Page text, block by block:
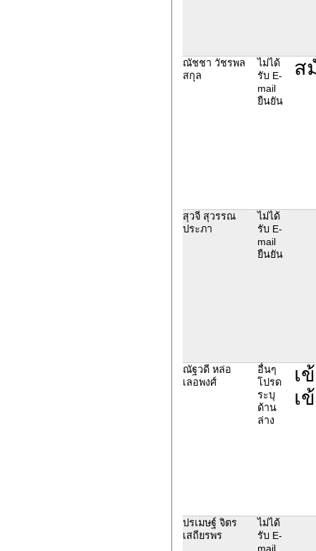
ณัชชา วัชรพล
สกุล
ไม่ได้
รับ E-
mail
ยืนยัน
ส
สุวจี สุวรรณ
ประภา
ไม่ได้
รับ E-
mail
ยืนยัน
ณัฐวดี หล่อ
เลอพงศ์
อื่นๆ
โปรด
ระบุ
ด้าน
ล่าง
เ
เ
ปรเมษฐ์ จิตร
เสถียรพร
ไม่ได้
รับ E-
mail